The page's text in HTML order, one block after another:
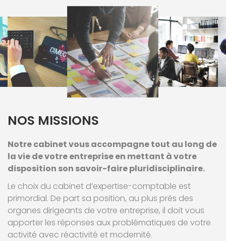
NOS MISSIONS
Notre cabinet vous accompagne tout au long de
la vie de votre entreprise en mettant à votre
disposition son savoir-faire pluridisciplinaire.
Le choix du cabinet d’expertise-comptable est
primordial. De part sa position, au plus près des
organes dirigeants de votre entreprise, il doit vous
apporter les réponses aux problématiques de votre
activité avec réactivité et modernité.